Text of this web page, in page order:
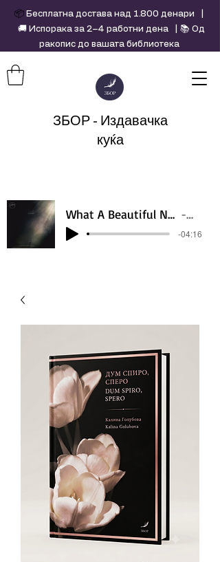
ЗБОР - Издавачка
куќа
What A Beautiful Name - Hillsong - Violin cover by Daniel Jang Artist
-04:16
📦 Бесплатна достава над 1.800 денари |
🚚 Испорака за 2–4 работни дена | 📚 Од
ракопис до вашата библиотека